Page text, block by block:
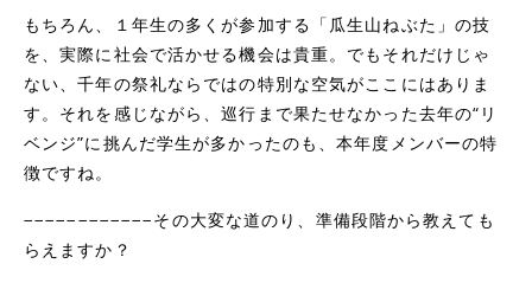
もちろん、１年生の多くが参加する「瓜生山ねぶた」の技
を、実際に社会で活かせる機会は貴重。でもそれだけじゃ
ない、千年の祭礼ならではの特別な空気がここにはありま
す。それを感じながら、巡行まで果たせなかった去年の“リ
ベンジ”に挑んだ学生が多かったのも、本年度メンバーの特
徴ですね。
−−−−−−−−−−−−その大変な道のり、準備段階から教えても
らえますか？